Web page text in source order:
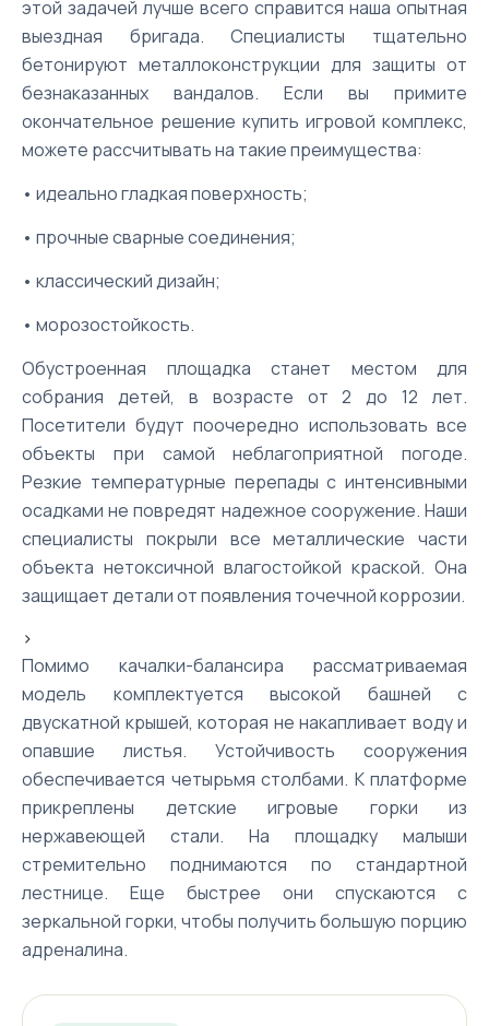
этой задачей лучше всего справится наша опытная
выездная бригада. Специалисты тщательно
бетонируют металлоконструкции для защиты от
безнаказанных вандалов. Если вы примите
окончательное решение купить игровой комплекс,
можете рассчитывать на такие преимущества:
• идеально гладкая поверхность;
• прочные сварные соединения;
• классический дизайн;
• морозостойкость.
Обустроенная площадка станет местом для
собрания детей, в возрасте от 2 до 12 лет.
Посетители будут поочередно использовать все
объекты при самой неблагоприятной погоде.
Резкие температурные перепады с интенсивными
осадками не повредят надежное сооружение. Наши
специалисты покрыли все металлические части
объекта нетоксичной влагостойкой краской. Она
защищает детали от появления точечной коррозии.
>
Помимо качалки-балансира рассматриваемая
модель комплектуется высокой башней с
двускатной крышей, которая не накапливает воду и
опавшие листья. Устойчивость сооружения
обеспечивается четырьмя столбами. К платформе
прикреплены детские игровые горки из
нержавеющей стали. На площадку малыши
стремительно поднимаются по стандартной
лестнице. Еще быстрее они спускаются с
зеркальной горки, чтобы получить большую порцию
адреналина.